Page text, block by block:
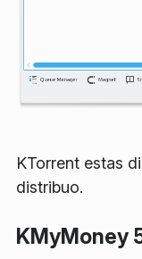
KTorrent estas
distribuo.
KMyMoney